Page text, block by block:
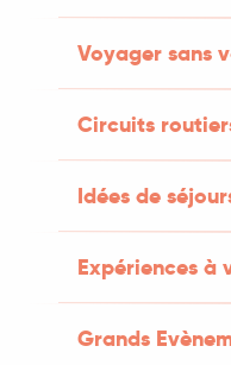
Voyager sans
Circuits
Idées de
Expériences à
Grands
sur votre